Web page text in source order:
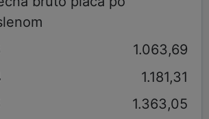
1.063,69
1.181,31
1.363,05